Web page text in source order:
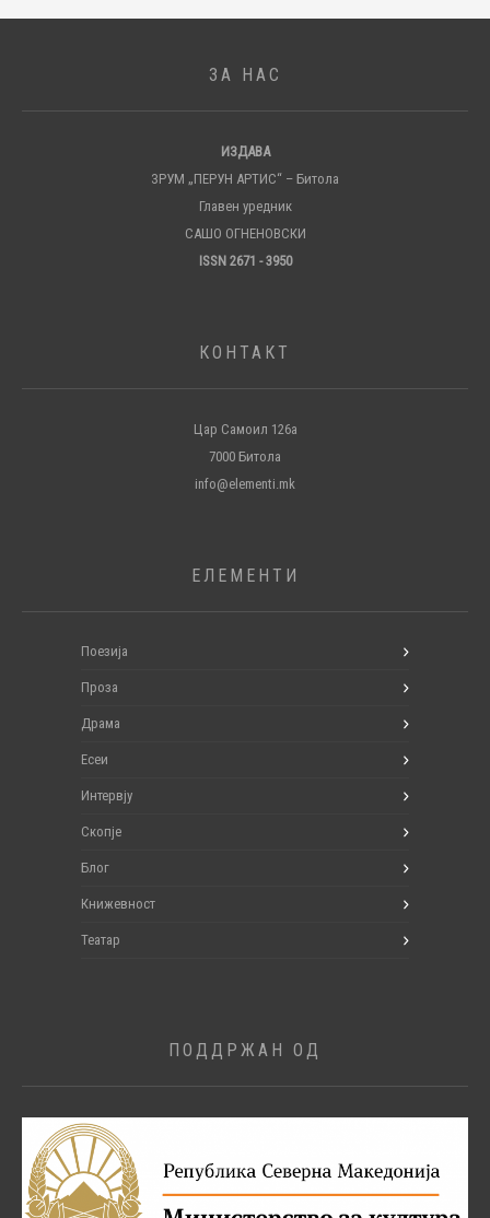
ЗА НАС
ИЗДАВА
ЗРУМ „ПЕРУН АРТИС“ – Битола
Главен уредник
САШО ОГНЕНОВСКИ
ISSN 2671 - 3950
КОНТАКТ
Цар Самоил 126а
7000 Битола
info@elementi.mk
ЕЛЕМЕНТИ
Поезија
Проза
Драма
Есеи
Интервју
Скопје
Блог
Книжевност
Театар
ПОДДРЖАН ОД